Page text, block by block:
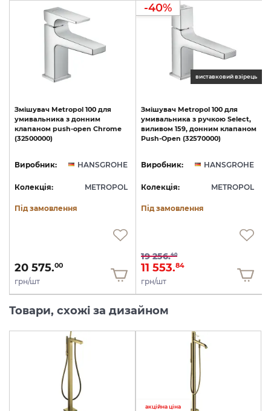
Змішувач Metropol 100 для
умивальника з донним
клапаном push-open Chrome
(32500000)
Виробник: HANSGROHE
Колекція: METROPOL
Під замовлення
20 575.00
грн/шт
виставковий взірець
-40%
Змішувач Metropol 100 для
умивальника з ручкою Select,
виливом 159, донним клапаном
Push-Open (32570000)
Виробник: HANSGROHE
Колекція: METROPOL
Під замовлення
19 256.40
11 553.84
грн/шт
Товари, схожі за дизайном
акційна ціна